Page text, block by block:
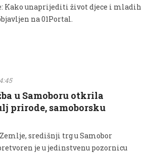
Kako unaprijediti život djece i mladih
na 01Portal.
u Samoboru otkrila
prirode, samoborsku
središnji trg u Samobor
je u jedinstvenu pozornicu